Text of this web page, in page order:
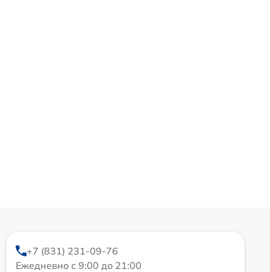
+7 (831) 231-09-76
Ежедневно с 9:00 до 21:00